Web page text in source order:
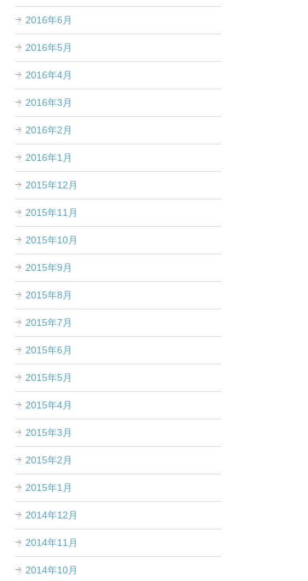
2016年6月
2016年5月
2016年4月
2016年3月
2016年2月
2016年1月
2015年12月
2015年11月
2015年10月
2015年9月
2015年8月
2015年7月
2015年6月
2015年5月
2015年4月
2015年3月
2015年2月
2015年1月
2014年12月
2014年11月
2014年10月